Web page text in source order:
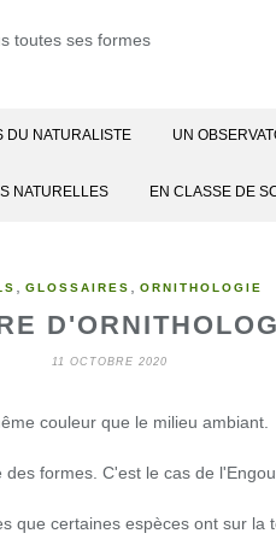
DU NATURALISTE UN
NATURELLES EN CLASSE DE
GLOSSAIRES ORNITHOLOGIE
11 OCTOBRE 2020
couleur que le milieu ambiant.
des formes. C'est le cas de
que certaines espèces ont sur la